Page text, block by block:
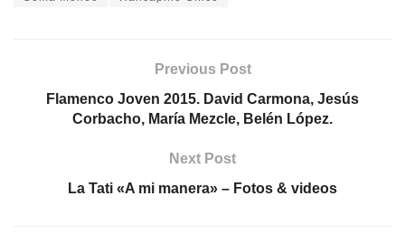
Previous Post
Flamenco Joven 2015. David Carmona, Jesús
Corbacho, María Mezcle, Belén López.
Next Post
La Tati «A mi manera» – Fotos & videos